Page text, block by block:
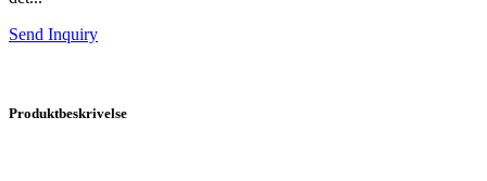
Send Inquiry
Produktbeskrivelse